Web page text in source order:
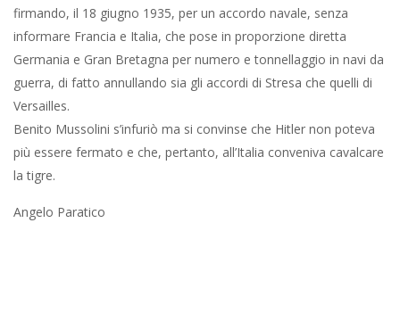
firmando, il 18 giugno 1935, per un accordo navale, senza
informare Francia e Italia, che pose in proporzione diretta
Germania e Gran Bretagna per numero e tonnellaggio in navi da
guerra, di fatto annullando sia gli accordi di Stresa che quelli di
Versailles.
Benito Mussolini s’infuriò ma si convinse che Hitler non poteva
più essere fermato e che, pertanto, all’Italia conveniva cavalcare
la tigre.
Angelo Paratico